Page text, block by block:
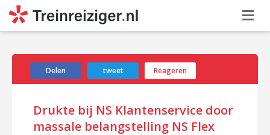
Delen tweet Reageren
Drukte bij NS Klantenservice door
massale belangstelling NS Flex